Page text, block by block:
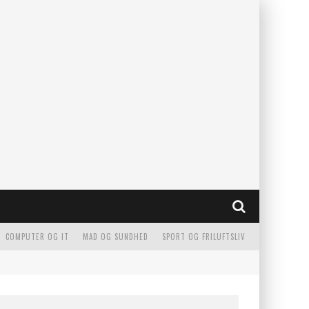
SPORT OG FRILUFTSLIV
MAD OG SUNDHED
COMPUTER OG IT